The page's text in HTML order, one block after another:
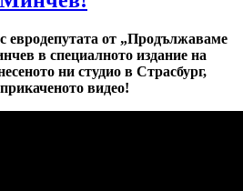
евродепутата от „Продължаваме
в специалното издание на
ни студио в Страсбург,
видео!